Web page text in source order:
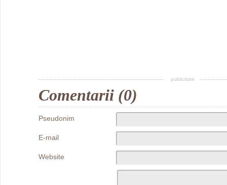
publicitate
Comentarii (0)
Pseudonim
E-mail
Website